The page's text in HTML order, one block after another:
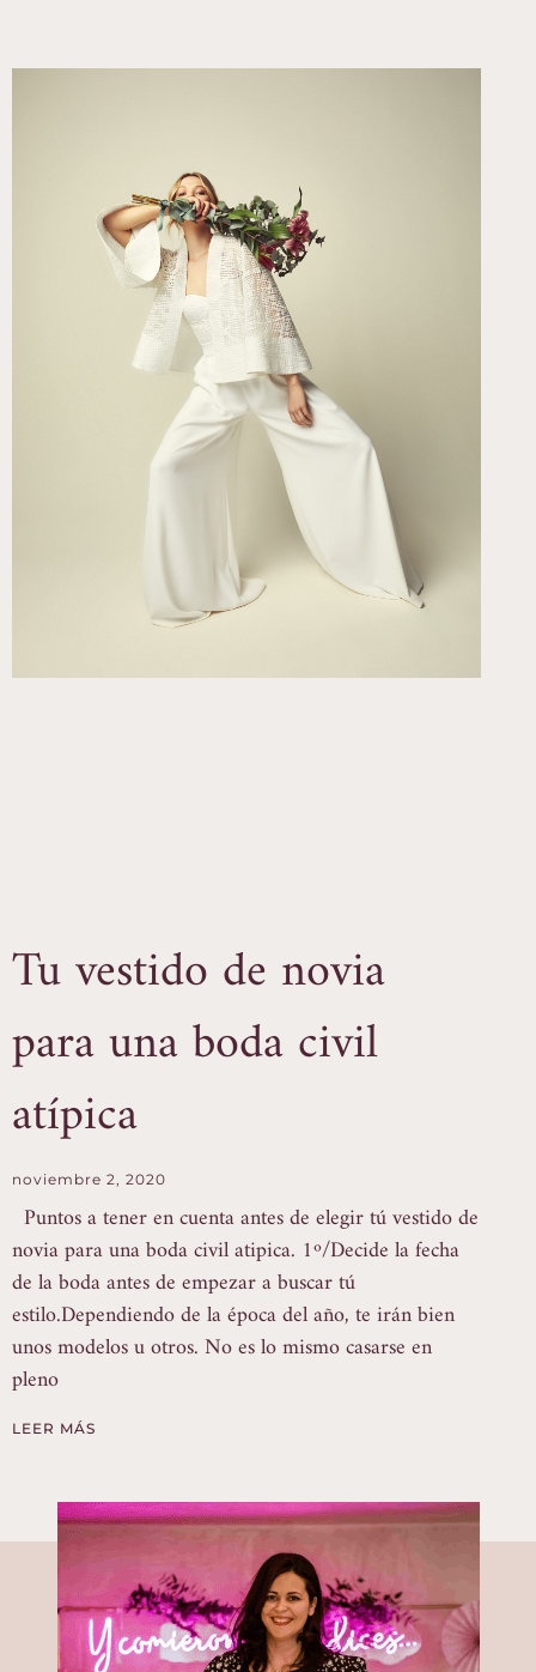
Tu vestido de novia
para una boda civil
atípica
noviembre 2, 2020
Puntos a tener en cuenta antes de elegir tú vestido de
novia para una boda civil atipica. 1º/Decide la fecha
de la boda antes de empezar a buscar tú
estilo.Dependiendo de la época del año, te irán bien
unos modelos u otros. No es lo mismo casarse en
pleno
LEER MÁS